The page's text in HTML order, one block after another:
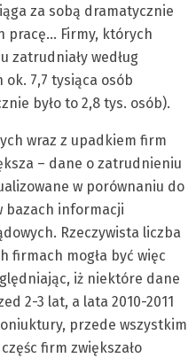
za sobą dramatycznie
pracę… Firmy, których
zatrudniały według
7,7 tysiąca osób
było to 2,8 tys. osób).
wraz z upadkiem firm
– dane o zatrudnieniu
w porównaniu do
bazach informacji
Rzeczywista liczba
firmach mogła być więc
iż niektóre dane
2-3 lat, a lata 2010-2011
przede wszystkim
firm zwiększało